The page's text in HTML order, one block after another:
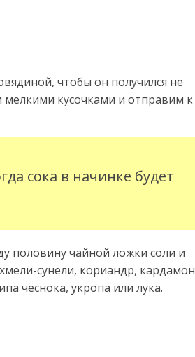
чтобы он получился не
кусочками и отправим к
сока в начинке будет
половину чайной ложки соли и
сунели, кориандр, кардамон
чеснока, укропа или лука.